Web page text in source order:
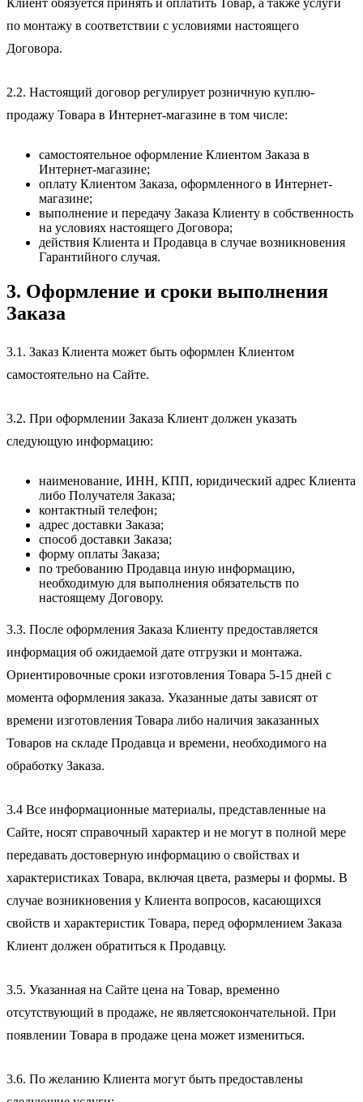
Клиент обязуется принять и оплатить Товар, а также услуги
по монтажу в соответствии с условиями настоящего
Договора.
2.2. Настоящий договор регулирует розничную куплю-
продажу Товара в Интернет-магазине в том числе:
самостоятельное оформление Клиентом Заказа в
Интернет-магазине;
оплату Клиентом Заказа, оформленного в Интернет-
магазине;
выполнение и передачу Заказа Клиенту в собственность
на условиях настоящего Договора;
действия Клиента и Продавца в случае возникновения
Гарантийного случая.
3. Оформление и сроки выполнения
Заказа
3.1. Заказ Клиента может быть оформлен Клиентом
самостоятельно на Сайте.
3.2. При оформлении Заказа Клиент должен указать
следующую информацию:
наименование, ИНН, КПП, юридический адрес Клиента
либо Получателя Заказа;
контактный телефон;
адрес доставки Заказа;
способ доставки Заказа;
форму оплаты Заказа;
по требованию Продавца иную информацию,
необходимую для выполнения обязательств по
настоящему Договору.
3.3. После оформления Заказа Клиенту предоставляется
информация об ожидаемой дате отгрузки и монтажа.
Ориентировочные сроки изготовления Товара 5-15 дней с
момента оформления заказа. Указанные даты зависят от
времени изготовления Товара либо наличия заказанных
Товаров на складе Продавца и времени, необходимого на
обработку Заказа.
3.4 Все информационные материалы, представленные на
Сайте, носят справочный характер и не могут в полной мере
передавать достоверную информацию о свойствах и
характеристиках Товара, включая цвета, размеры и формы. В
случае возникновения у Клиента вопросов, касающихся
свойств и характеристик Товара, перед оформлением Заказа
Клиент должен обратиться к Продавцу.
3.5. Указанная на Сайте цена на Товар, временно
отсутствующий в продаже, не являетсяокончательной. При
появлении Товара в продаже цена может измениться.
3.6. По желанию Клиента могут быть предоставлены